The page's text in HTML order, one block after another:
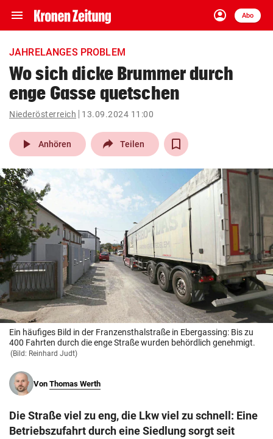
menu Navigation
ein-/ausklappen
account_circle
Anmelden
Abo
close Schließen
account_circle Anmelden
pin_drop
Wien arrow_right
bookmark
search
Suchbegriff
eingeben
© Krone Multimedia GmbH & Co KG 2026
Muthgasse 2, 1190 Wien
JAHRELANGES PROBLEM
Wo sich dicke Brummer durch
enge Gasse quetschen
Niederösterreich 13.09.2024 11:00
play_arrow Anhören Teilen
Ein häufiges Bild in der Franzensthalstraße in Ebergassing: Bis zu
400 Fahrten durch die enge Straße wurden behördlich genehmigt.
(Bild: Reinhard Judt)
Von Thomas Werth
Die Straße viel zu eng, die Lkw viel zu schnell: Eine
Betriebszufahrt durch eine Siedlung sorgt seit